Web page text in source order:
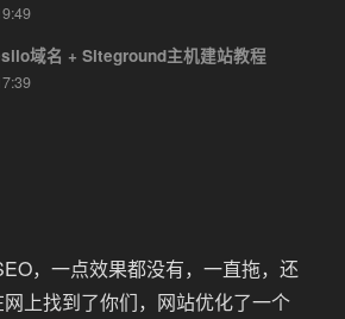
域名 + Siteground主机建站教程
，一点效果都没有，一直拖，还
上找到了你们，网站优化了一个